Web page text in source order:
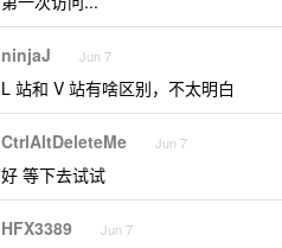
ninjaJ Jun 7
L 站和 V 站有啥区别，不太明白
CtrlAltDeleteMe Jun 7
好 等下去试试
HFX3389 Jun 7